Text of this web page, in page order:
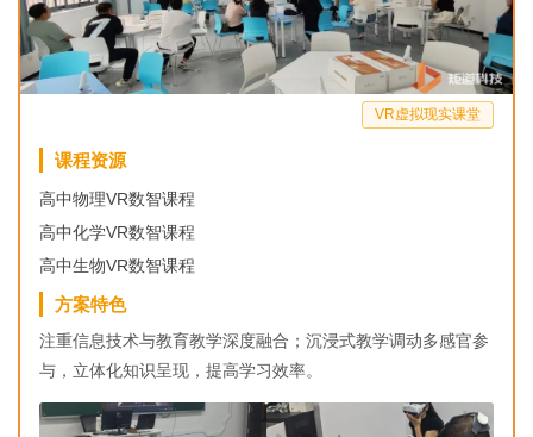
VR虚拟现实课堂
课程资源
高中物理VR数智课程
高中化学VR数智课程
高中生物VR数智课程
方案特色
注重信息技术与教育教学深度融合；沉浸式教学调动多感官参
与，立体化知识呈现，提高学习效率。